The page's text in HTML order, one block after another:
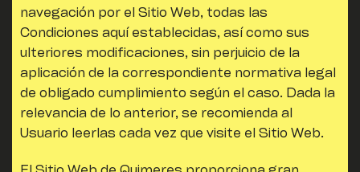
navegación por el Sitio Web, todas las
Condiciones aquí establecidas, así como sus
ulteriores modificaciones, sin perjuicio de la
aplicación de la correspondiente normativa legal
de obligado cumplimiento según el caso. Dada la
relevancia de lo anterior, se recomienda al
Usuario leerlas cada vez que visite el Sitio Web.